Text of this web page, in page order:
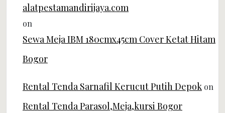
alatpestamandirijaya.com
on
Sewa Meja IBM 180cmx45cm Cover Ketat Hitam
Bogor
Rental Tenda Sarnafil Kerucut Putih Depok on
Rental Tenda Parasol,Meja,kursi Bogor